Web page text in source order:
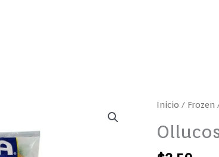
Inicio / Frozen
Ollucos
Andes